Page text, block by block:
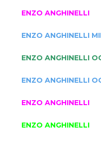
ENZO ANGHINELLI
ENZO ANGHINELLI
ENZO ANGHINELLI
ENZO ANGHINELLI
ENZO ANGHINELLI
ENZO ANGHINELLI